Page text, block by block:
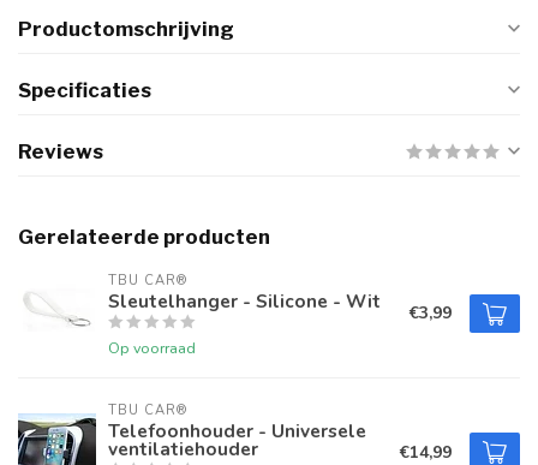
Productomschrijving
Specificaties
Reviews
Gerelateerde producten
TBU CAR®
Sleutelhanger - Silicone - Wit
Op voorraad
€3,99
TBU CAR®
Telefoonhouder - Universele
ventilatiehouder €14,99